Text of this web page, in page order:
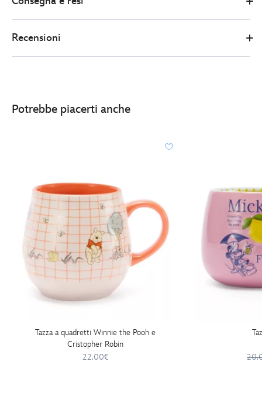
Recensioni
Potrebbe piacerti anche
Tazza a quadretti Winnie the Pooh e
Cristopher Robin
22.00€